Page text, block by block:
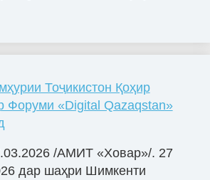
Тоҷикистон Қоҳир
Форуми «Digital Qazaqstan»
/АМИТ «Ховар»/. 27
дар шаҳри Шимкенти